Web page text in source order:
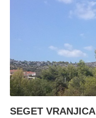
SEGET VRANJICA